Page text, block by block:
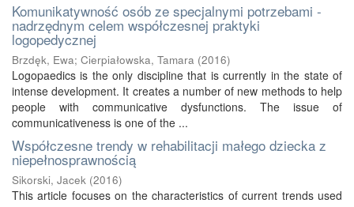
Komunikatywność osób ze specjalnymi potrzebami -
nadrzędnym celem współczesnej praktyki
logopedycznej
Brzdęk, Ewa; Cierpiałowska, Tamara (2016)
Logopaedics is the only discipline that is currently in the state of
intense development. It creates a number of new methods to help
people with communicative dysfunctions. The issue of
communicativeness is one of the ...
Współczesne trendy w rehabilitacji małego dziecka z
niepełnosprawnością
Sikorski, Jacek (2016)
This article focuses on the characteristics of current trends used